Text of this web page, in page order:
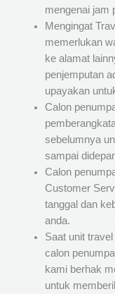
mengenai jam
Mengingat
memerlukan
ke alamat
penjemputan
upayakan
Calon
sebelumnya
sampai
Calon
Customer
tanggal dan
anda.
Saat unit
calon
kami berhak
untuk